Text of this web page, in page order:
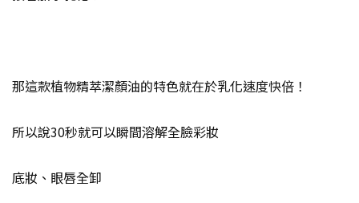
那這款植物精萃潔顏油的特色就在於乳化速度快倍！
所以說30秒就可以瞬間溶解全臉彩妝
底妝、眼唇全卸